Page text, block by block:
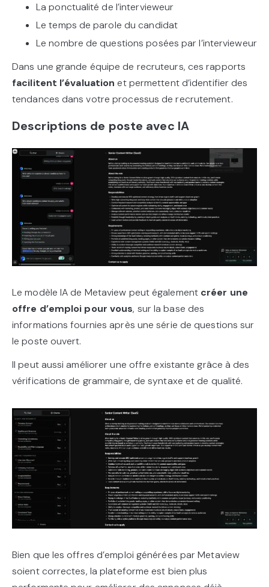
La ponctualité de l’intervieweur
Le temps de parole du candidat
Le nombre de questions posées par l’intervieweur
Dans une grande équipe de recruteurs, ces rapports
facilitent l’évaluation et permettent d’identifier des
tendances dans votre processus de recrutement.
Descriptions de poste avec IA
Le modèle IA de Metaview peut également créer une
offre d’emploi pour vous, sur la base des
informations fournies après une série de questions sur
le poste ouvert.
Il peut aussi améliorer une offre existante grâce à des
vérifications de grammaire, de syntaxe et de qualité.
Bien que les offres d’emploi générées par Metaview
soient correctes, la plateforme est bien plus